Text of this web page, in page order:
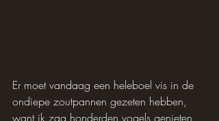
Er moet vandaag een heleboel vis in de
ondiepe zoutpannen gezeten hebben,
want ik zag honderden vogels genieten